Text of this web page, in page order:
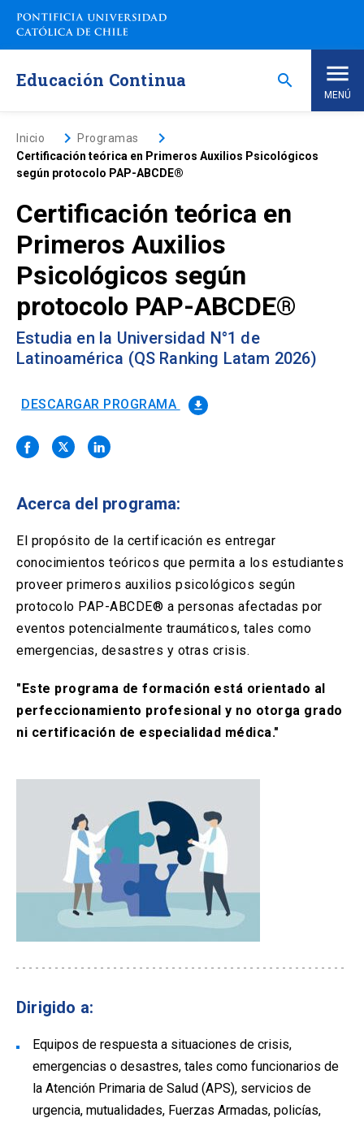
Saltar
contenido
Educación Continua search
MENÚ
Inicio
Nosotros
Programas de Estudio
Programas Corporativos
Noticias
Solicitud Certificados(El
se
Portal Empresas(El
se
nueva
Pagos y Convenios
abre
una
pestaña)
ACCESOS UC
Biblioteca launch
(El
enlace
abre
en
una
nueva
pestaña)
Mi Portal UC launch
(El
enlace
se
abre
en
una
nueva
pestaña)
(El
enlace
se
abre
en
una
pestaña)
Inicio keyboard_arrow_rightProgramas keyboard_arrow_right
Certificación teórica en Primeros Auxilios Psicológicos
según protocolo PAP-ABCDE®
Certificación teórica en
Primeros Auxilios
Psicológicos según
protocolo PAP-ABCDE®
Estudia en la Universidad N°1 de
Latinoamérica (QS Ranking Latam 2026)
DESCARGAR PROGRAMA file_download
Acerca del programa:
El propósito de la certificación es entregar
conocimientos teóricos que permita a los estudiantes
proveer primeros auxilios psicológicos según
protocolo PAP-ABCDE® a personas afectadas por
eventos potencialmente traumáticos, tales como
emergencias, desastres y otras crisis.
"Este programa de formación está orientado al
perfeccionamiento profesional y no otorga grado
ni certificación de especialidad médica."
Dirigido a:
Equipos de respuesta a situaciones de crisis,
emergencias o desastres, tales como funcionarios de
la Atención Primaria de Salud (APS), servicios de
urgencia, mutualidades, Fuerzas Armadas, policías,